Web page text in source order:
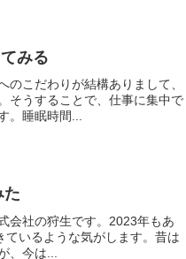
みる
こだわりが結構ありまして、
そうすることで、仕事に集中で
。睡眠時間...
た
会社の狩生です。2023年もあ
ているような気がします。昔は
、今は...